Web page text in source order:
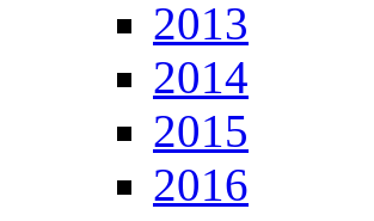
2013
2014
2015
2016